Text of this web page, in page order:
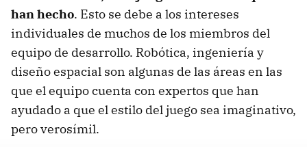
han hecho. Esto se debe a los intereses
individuales de muchos de los miembros del
equipo de desarrollo. Robótica, ingeniería y
diseño espacial son algunas de las áreas en las
que el equipo cuenta con expertos que han
ayudado a que el estilo del juego sea imaginativo,
pero verosímil.